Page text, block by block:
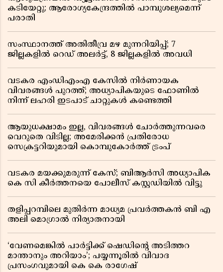
കടിയേറ്റു; ആരോഗ്യകേന്ദ്രത്തിൽ പാമ്പുശല്യമെന്ന്
പരാതി
സംസ്ഥാനത്ത് അതിതീവ്ര മഴ മുന്നറിയിപ്പ്; 7
ജില്ലകളിൽ റെഡ് അലർട്ട്, 8 ജില്ലകളിൽ അവധി
വടകര എംഡിഎംഎ കേസിൽ നിർണായക
വിവരങ്ങൾ പുറത്ത്; അധ്യാപികയുടെ ഫോണിൽ
നിന്ന് ലഹരി ഇടപാട് ചാറ്റുകൾ കണ്ടെത്തി
ആയുധക്ഷാമം ഇല്ല, വിവരങ്ങൾ ചോർത്തുന്നവരെ
വെറുതെ വിടില്ല; അമേരിക്കൻ പ്രതിരോധ
സെക്രട്ടറിയുമായി കൊമ്പുകോർത്ത് ട്രംപ്
വടകര മയക്കുമരുന്ന് കേസ്; ബിആർസി അധ്യാപിക
കെ സി കീർത്തനയെ പോലീസ് കസ്റ്റഡിയിൽ വിട്ടു
തളിപ്പറമ്പിലെ മുതിർന്ന മാധ്യമ പ്രവർത്തകൻ ബി എ
അലി മൊഗ്രാൽ നിര്യാതനായി
‘വേണമെങ്കിൽ പാർട്ടിക്ക് ഷെഡിൻ്റെ അടിത്തറ
മാന്താനും അറിയാം’; പയ്യന്നൂരിൽ വിവാദ
പ്രസംഗവുമായി കെ കെ രാഗേഷ്